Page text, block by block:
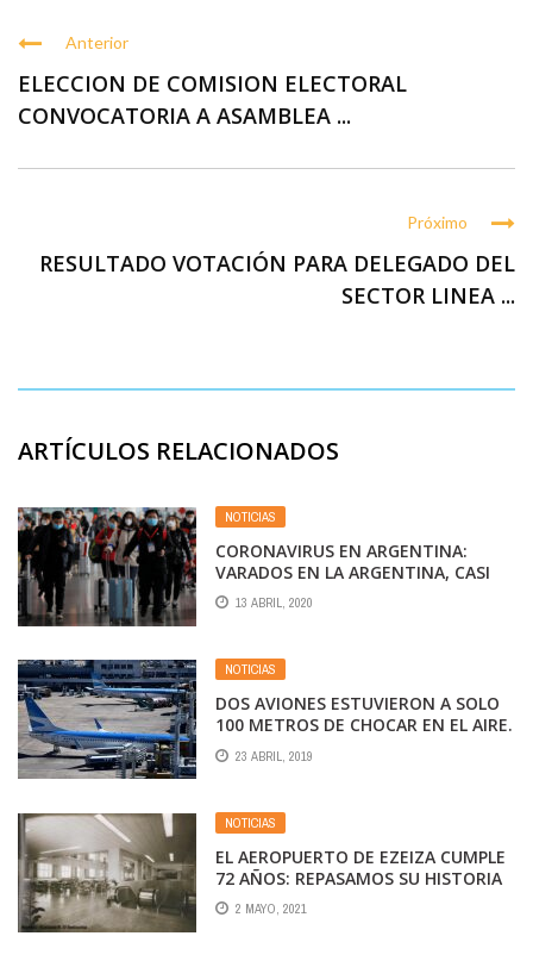
Anterior
ELECCION DE COMISION ELECTORAL
CONVOCATORIA A ASAMBLEA ...
Próximo
RESULTADO VOTACIÓN PARA DELEGADO DEL
SECTOR LINEA ...
ARTÍCULOS RELACIONADOS
NOTICIAS
CORONAVIRUS EN ARGENTINA:
VARADOS EN LA ARGENTINA, CASI
100 MIL EXTRANJEROS PUDIERON
SALIR DEL PAÍS DESDE EL CIERRE DE
13 ABRIL, 2020
NOTICIAS
DOS AVIONES ESTUVIERON A SOLO
100 METROS DE CHOCAR EN EL AIRE.
POR RAZONES DE DIOS NO FUE UNA
TRAGEDIA.
23 ABRIL, 2019
NOTICIAS
EL AEROPUERTO DE EZEIZA CUMPLE
72 AÑOS: REPASAMOS SU HISTORIA
2 MAYO, 2021